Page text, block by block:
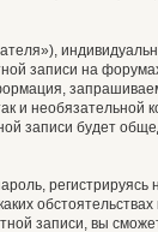
записи на
и необязательной
записи будет
регистрируясь
записи, вы